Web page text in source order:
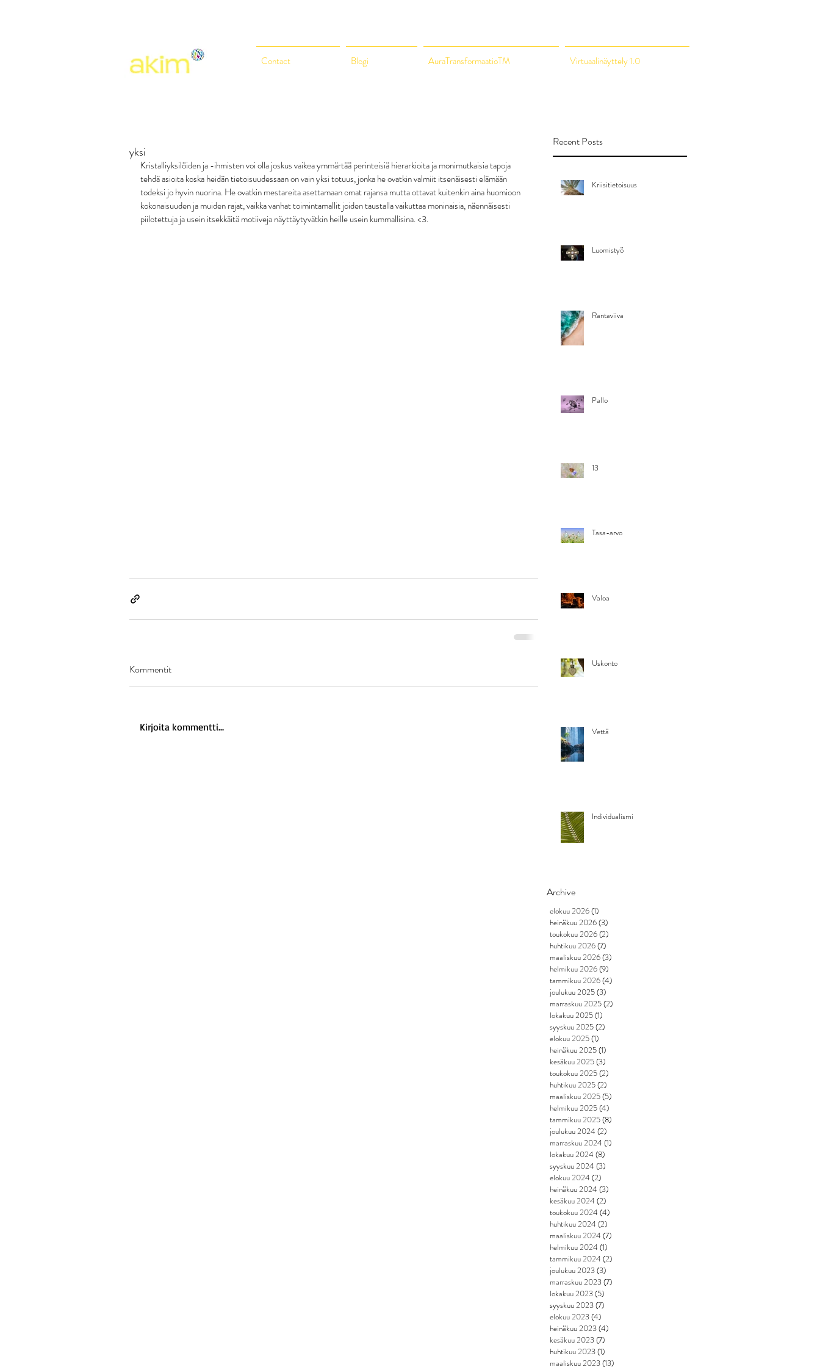
Contact Blogi AuraTransformaatioTM Virtuaalinäyttely 1.0
yksi
Kristalliyksilöiden ja -ihmisten voi olla joskus vaikea ymmärtää perinteisiä hierarkioita ja monimutkaisia tapoja
tehdä asioita koska heidän tietoisuudessaan on vain yksi totuus, jonka he ovatkin valmiit itsenäisesti elämään
todeksi jo hyvin nuorina. He ovatkin mestareita asettamaan omat rajansa mutta ottavat kuitenkin aina huomioon
kokonaisuuden ja muiden rajat, vaikka vanhat toimintamallit joiden taustalla vaikuttaa moninaisia, näennäisesti
piilotettuja ja usein itsekkäitä motiiveja näyttäytyvätkin heille usein kummallisina. <3.
Kommentit
Kirjoita kommentti...
Recent Posts
Kriisitietoisuus
Luomistyö
Rantaviiva
Pallo
13
Tasa-arvo
Valoa
Uskonto
Vettä
Individualismi
Archive
elokuu 2026(1)
heinäkuu 2026(3)
toukokuu 2026(2)
huhtikuu 2026(7)
maaliskuu 2026(3)
helmikuu 2026(9)
tammikuu 2026(4)
joulukuu 2025(3)
marraskuu 2025(2)
lokakuu 2025(1)
syyskuu 2025(2)
elokuu 2025(1)
heinäkuu 2025(1)
kesäkuu 2025(3)
toukokuu 2025(2)
huhtikuu 2025(2)
maaliskuu 2025(5)
helmikuu 2025(4)
tammikuu 2025(8)
joulukuu 2024 (2)
marraskuu 2024 (1)
lokakuu 2024 (8)
syyskuu 2024 (3)
elokuu 2024 (2)
heinäkuu 2024 (3)
kesäkuu 2024 (2)
toukokuu 2024 (4)
huhtikuu 2024 (2)
maaliskuu 2024 (7)
helmikuu 2024 (1)
tammikuu 2024 (2)
joulukuu 2023(3)
marraskuu 2023(7)
lokakuu 2023(5)
syyskuu 2023(7)
elokuu 2023(4)
heinäkuu 2023(4)
kesäkuu 2023(7)
huhtikuu 2023(1)
maaliskuu 2023(13)